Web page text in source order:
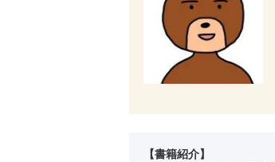
【書籍紹介】